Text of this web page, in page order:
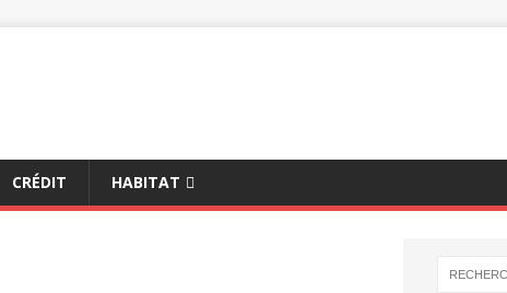
CRÉDIT HABITAT